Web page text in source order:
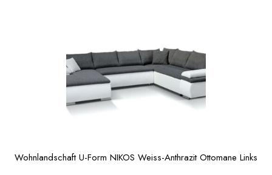
Wohnlandschaft U-Form NIKOS Weiss-Anthrazit Ottomane Links